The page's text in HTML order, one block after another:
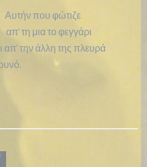
που φώτιζε
τη μια το φεγγάρι
την άλλη της πλευρά